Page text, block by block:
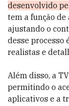
desenvolvido
tem a função
ajustando o
desse processo
realistas e
Além disso, a
permitindo o
aplicativos e a